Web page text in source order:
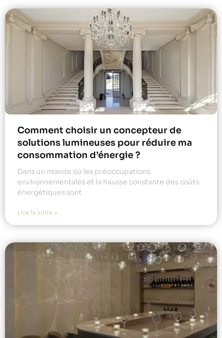
Comment choisir un concepteur de
solutions lumineuses pour réduire ma
consommation d’énergie ?
Dans un monde où les préoccupations
environnementales et la hausse constante des coûts
énergétiques sont
Lire la suite »